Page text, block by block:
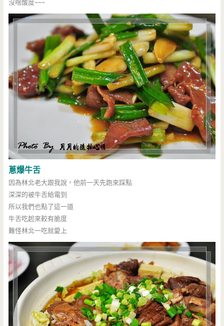
沒啥酸度~~~
蔥爆牛舌
因為林北老大跟我說，他前一天先跑來踩點
深深的被牛舌給電到
所以我們也點了這一道
牛舌吃起來較有脆度
難怪林北一吃就愛上